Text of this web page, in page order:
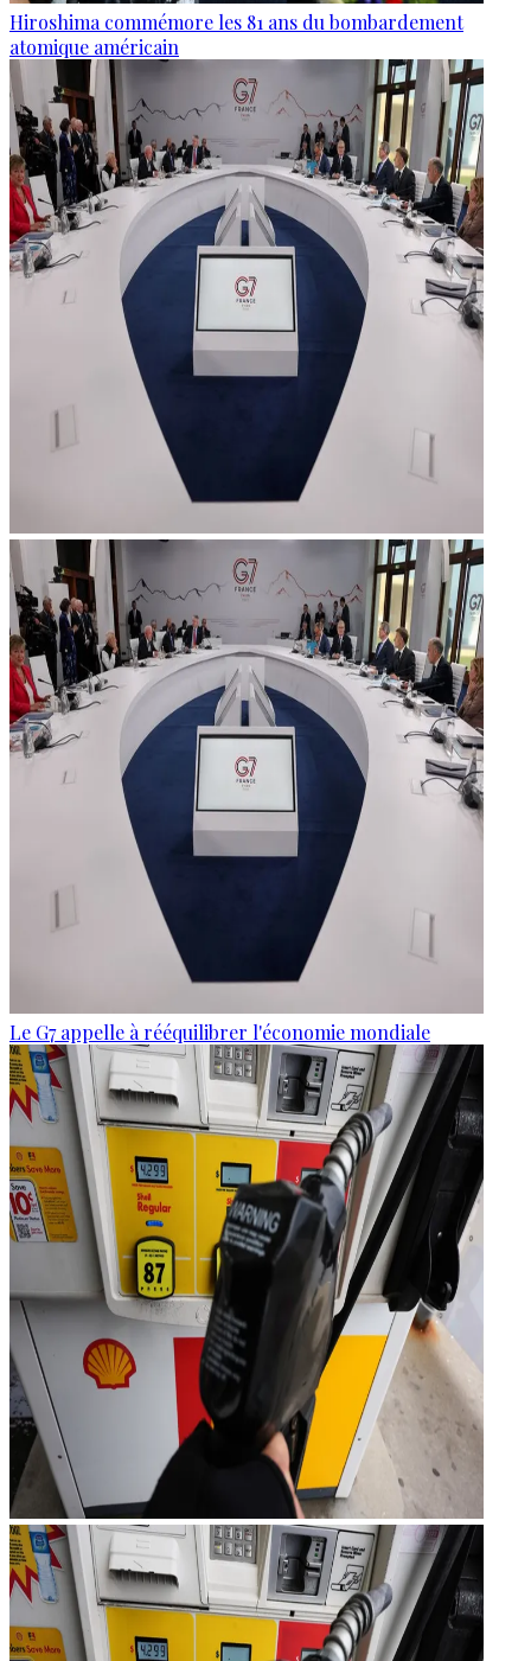
Hiroshima commémore les 81 ans du bombardement
atomique américain
Le G7 appelle à rééquilibrer l'économie mondiale